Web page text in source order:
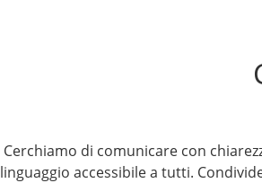
Cerchiamo di comunicare con
linguaggio accessibile a tutti.